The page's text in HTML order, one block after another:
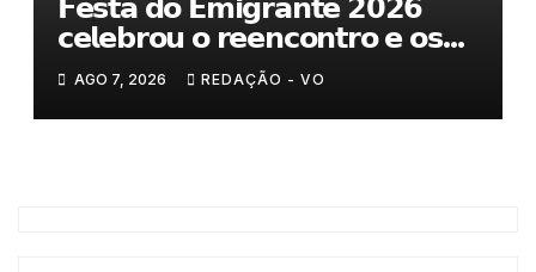
𝗙𝗲𝘀𝘁𝗮 𝗱𝗼 𝗘𝗺𝗶𝗴𝗿𝗮𝗻𝘁𝗲 𝟮𝟬𝟮𝟲
𝗰𝗲𝗹𝗲𝗯𝗿𝗼𝘂 𝗼 𝗿𝗲𝗲𝗻𝗰𝗼𝗻𝘁𝗿𝗼 𝗲 𝗼𝘀
𝗹𝗮𝗰̧𝗼𝘀 𝗾𝘂𝗲 𝘂𝗻𝗲𝗺 𝗠𝘂𝗿𝗰̧𝗮
AGO 7, 2026 REDAÇÃO - VO